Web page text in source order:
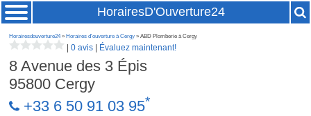
HorairesD'Ouverture24
Horairesdouverture24» Horaires d'ouverture à Cergy » ABD Plomberie à Cergy
|0 avis Évaluez maintenant!
8 Avenue des 3 Épis
95800 Cergy
+33 6 50 91 03 95*